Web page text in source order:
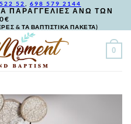
52 698 579 2144
ΠΑΡΑΓΓΕΛΙΕΣ ΑΝΩ ΤΩΝ
& ΤΑ ΒΑΠΤΙΣΤΙΚΑ ΠΑΚΕΤΑ)
0